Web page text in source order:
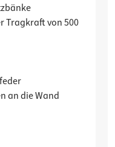
Tragkraft von 500
an die Wand